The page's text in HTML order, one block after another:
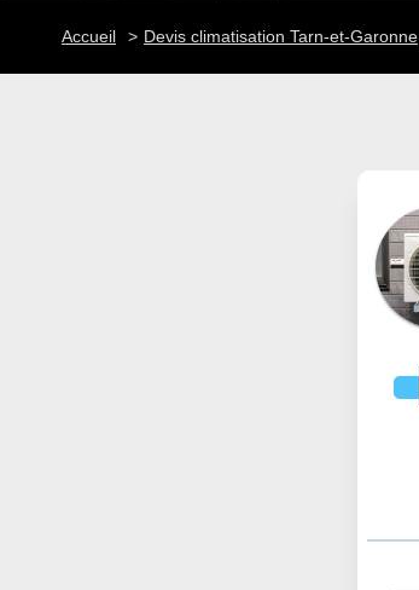
Accueil Devis climatisation Tarn-et-Garonne